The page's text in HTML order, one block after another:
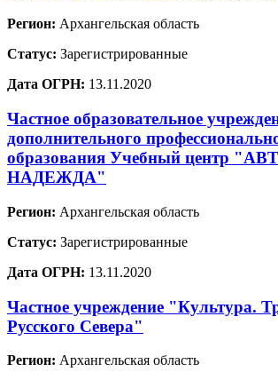
Регион: Архангельская область
Статус: Зарегистрированные
Дата ОГРН: 13.11.2020
Частное образовательное
дополнительного
образования Учебный центр
НАДЕЖДА"
Регион: Архангельская область
Статус: Зарегистрированные
Дата ОГРН: 13.11.2020
Частное учреждение "Культура.
Русского Севера"
Регион: Архангельская область